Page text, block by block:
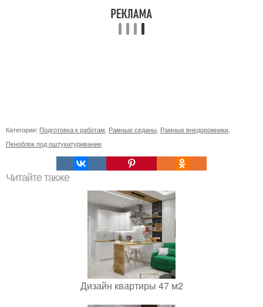
Категории: Подготовка к работам Рамные седаны Рамные внедорожники
Пеноблок под оштукатуривание
Читайте также
Дизайн квартиры 47 м2